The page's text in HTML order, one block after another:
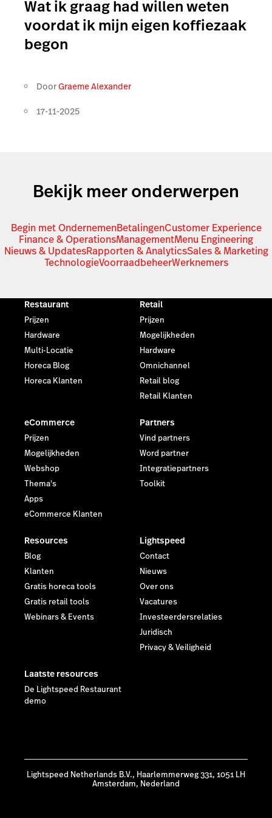
Wat ik graag had willen weten
voordat ik mijn eigen koffiezaak
begon
DoorGraeme Alexander
17-11-2025
Bekijk meer onderwerpen
Begin met OndernemenBetalingenCustomer Experience
Finance & OperationsManagementMenu Engineering
Nieuws & UpdatesRapporten & AnalyticsSales & Marketing
TechnologieVoorraadbeheerWerknemers
Restaurant
Prijzen
Hardware
Multi-Locatie
Horeca Blog
Horeca Klanten
Retail
Prijzen
Mogelijkheden
Hardware
Omnichannel
Retail blog
Retail Klanten
eCommerce
Prijzen
Mogelijkheden
Webshop
Thema's
Apps
eCommerce Klanten
Partners
Vind partners
Word partner
Integratiepartners
Toolkit
Resources
Blog
Klanten
Gratis horeca tools
Gratis retail tools
Webinars & Events
Lightspeed
Contact
Nieuws
Over ons
Vacatures
Investeerdersrelaties
Juridisch
Privacy & Veiligheid
Laatste resources
De Lightspeed Restaurant
demo
Lightspeed Netherlands B.V., Haarlemmerweg 331, 1051 LH
Amsterdam, Nederland